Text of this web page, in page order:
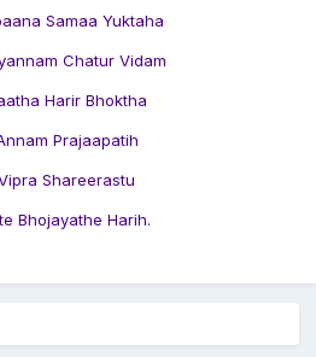
Samaa Yuktaha
Chatur Vidam
Harir Bhoktha
Prajaapatih
Shareerastu
Bhojayathe Harih.